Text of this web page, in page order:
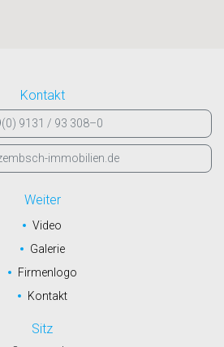
Kontakt
9131 / 93 308–0
immobilien.de
Weiter
Video
Galerie
Firmenlogo
Kontakt
Sitz